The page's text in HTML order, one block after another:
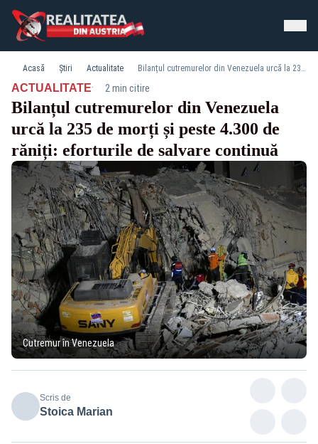
Acasă Știri Actualitate Bilanțul cutremurelor din Venezuela urcă la 235 de morți și peste 4.300 de răniți: eforturile de salvare continuă
ACTUALITATE· 2 min citire
Bilanțul cutremurelor din Venezuela
urcă la 235 de morți și peste 4.300 de
răniți: eforturile de salvare continuă
Cutremur în Venezuela
Scris de
Stoica Marian